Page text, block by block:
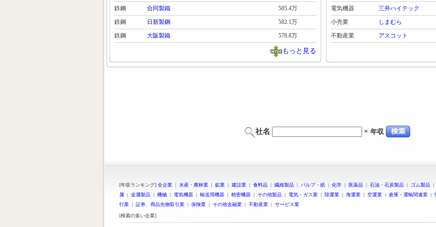
鉄鋼
合同製鐵
585.4万
鉄鋼
日新製鋼
582.1万
鉄鋼
大阪製鐵 578.8万
もっと見る
電気機器
三井ハイテック
小売業
しまむら
不動産業
アスコット
社名 × 年収
[年収ランキング] 全企業 | 水産・農林業 | 鉱業 | 建設業 | 食料品 | 繊維製品 | パルプ・紙 | 化学 | 医薬品 | 石油・石炭製品 | ゴム製品
属 | 金属製品 | 機械 | 電気機器 | 輸送用機器 | 精密機器 | その他製品 | 電気・ガス業 | 陸運業 | 海運業 | 空運業 | 倉庫・運輸関連業 |
行業 | 証券、商品先物取引業 | 保険業 | その他金融業 | 不動産業 | サービス業
[検索の多い企業]